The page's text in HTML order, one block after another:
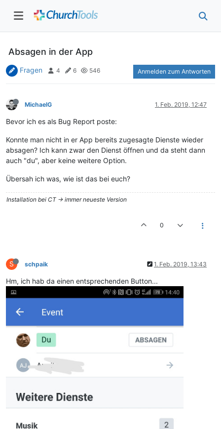
Absagen in der App
Fragen 4 6 546 Anmelden zum Antworten
MichaelG 1. Feb. 2019, 12:47
Bevor ich es als Bug Report poste:
Konnte man nicht in er App bereits zugesagte Dienste wieder
absagen? Ich kann zwar den Dienst öffnen und da steht dann
auch "du", aber keine weitere Option.
Übersah ich was, wie ist das bei euch?
Installation bei CT -> immer neueste Version
0
S schpaik 1. Feb. 2019, 13:43
Hm, ich hab da einen entsprechenden Button...